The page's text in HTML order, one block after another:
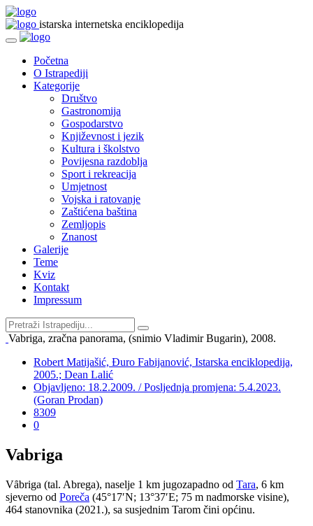
istarska internetska enciklopedija
Početna
O Istrapediji
Kategorije
Društvo
Gastronomija
Gospodarstvo
Književnost i jezik
Kultura i školstvo
Povijesna razdoblja
Sport i rekreacija
Umjetnost
Vojska i ratovanje
Zaštićena baština
Zemljopis
Znanost
Galerije
Teme
Kviz
Kontakt
Impressum
Vabriga, zračna panorama, (snimio Vladimir Bugarin), 2008.
Robert Matijašić, Đuro Fabijanović, Istarska enciklopedija,
2005.; Dean Lalić
Objavljeno: 18.2.2009. / Posljednja promjena: 5.4.2023.
(Goran Prodan)
8309
0
Vabriga
Vȃbriga (tal. Abrega), naselje 1 km jugozapadno od Tara, 6 km
sjeverno od Poreča (45°17′N; 13°37′E; 75 m nadmorske visine),
464 stanovnika (2021.), sa susjednim Tarom čini općinu.